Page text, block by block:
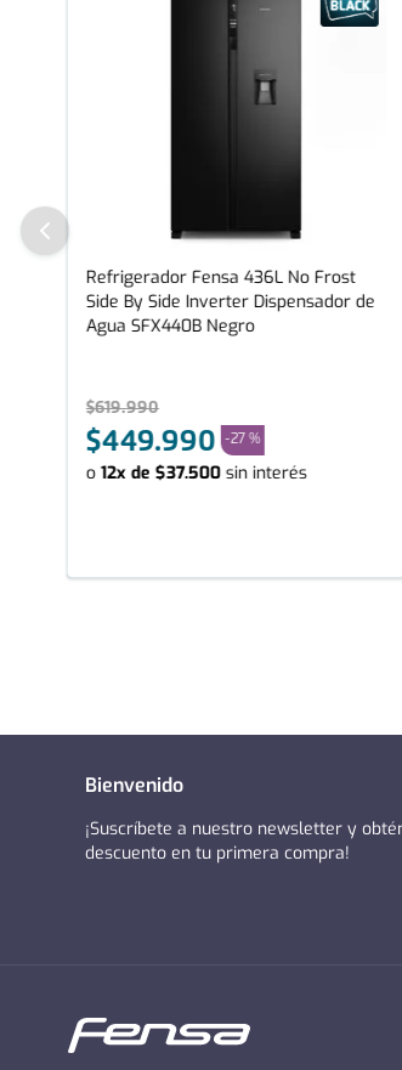
Refrigerador Fensa 436L No Frost
Side By Side Inverter Dispensador de
Agua SFX440B Negro
$619.990
$449.990 -27 %
o 12x de $37.500 sin interés
Bienvenido
¡Suscríbete a nuestro newsletter y
descuento en tu primera compra!